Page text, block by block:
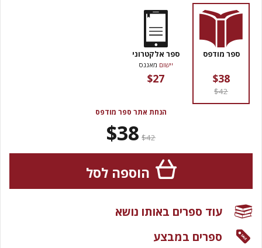
ספר מודפס
$38
$42
ספר אלקטרוני
יישום מאגנס
$27
הנחת אתר ספר מודפס
$42
$38
הוספה לסל
עוד ספרים באותו נושא
ספרים במבצע